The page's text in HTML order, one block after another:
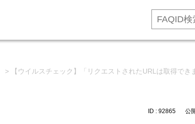
> 【ウイルスチェック】「リクエストされたURLは取得で
ID : 92865 公